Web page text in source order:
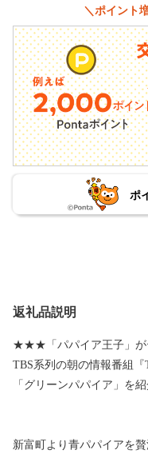
＼ポイント
ポ
返礼品説明
★★★「パパイア王子」
TBS系列の朝の情報番組
「グリーンパパイア」を
新富町より青パパイアを